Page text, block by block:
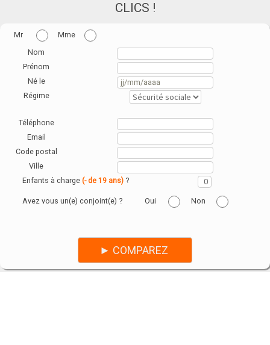
CLICS !
Mr
Mme
Nom
Prénom
Né le
Régime
Téléphone
Email
Code postal
Ville
Enfants à charge(- de 19 ans)?
Avez vous un(e) conjoint(e) ? Oui Non